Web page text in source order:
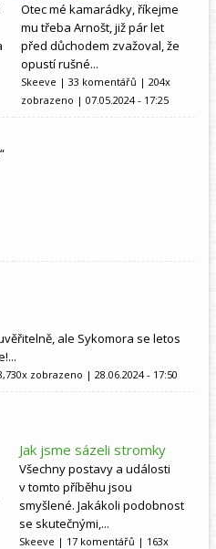
Otec mé kamarádky, říkejme
mu třeba Arnošt, již pár let
před důchodem zvažoval, že
opustí rušné...
Skeeve | 33 komentářů | 204x
zobrazeno | 07.05.2024 - 17:25
ale Sykomora se letos
zobrazeno | 28.06.2024 - 17:50
Jak jsme sázeli stromky
Všechny postavy a události
v tomto příběhu jsou
smyšlené. Jakákoli podobnost
se skutečnými,...
Skeeve | 17 komentářů | 163x